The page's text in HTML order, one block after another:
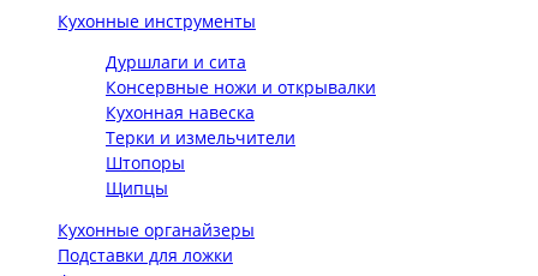
Кухонные инструменты
Дуршлаги и сита
Консервные ножи и открывалки
Кухонная навеска
Терки и измельчители
Штопоры
Щипцы
Кухонные органайзеры
Подставки для ложки